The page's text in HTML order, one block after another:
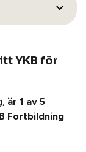
YKB för
är 1 av 5
Fortbildning